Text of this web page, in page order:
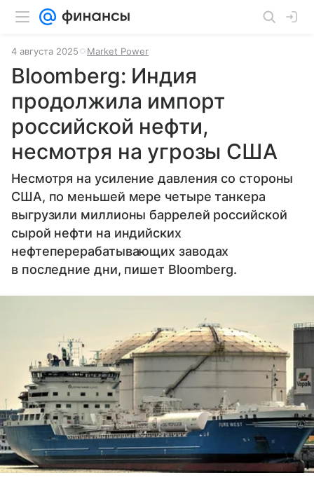
4 августа 2025 Market Power
Bloomberg: Индия
продолжила импорт
российской нефти,
несмотря на угрозы США
Несмотря на усиление давления со стороны
США, по меньшей мере четыре танкера
выгрузили миллионы баррелей российской
сырой нефти на индийских
нефтеперерабатывающих заводах
в последние дни, пишет Bloomberg.